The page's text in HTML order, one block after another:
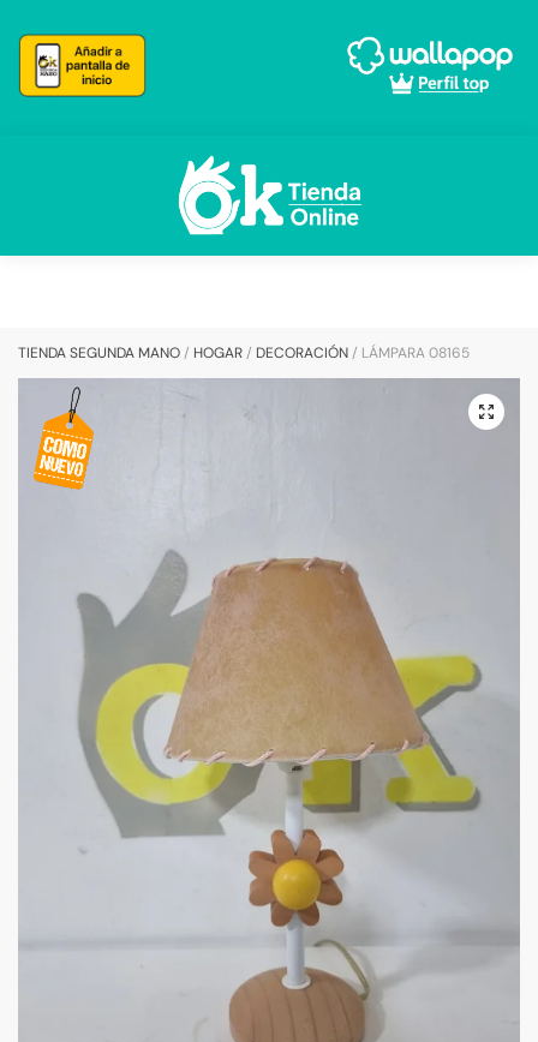
navigation
content
TIENDA SEGUNDA MANO/ HOGAR/ DECORACIÓN/ LÁMPARA 08165